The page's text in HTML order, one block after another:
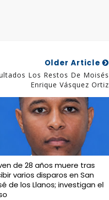
Older Article
Los Restos De Moisés
Enrique Vásquez Ortiz
de 28 años muere tras
varios disparos en San
de los Llanos; investigan el